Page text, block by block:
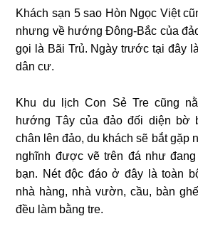
Khách sạn 5 sao Hòn Ngọc Việt
nhưng về hướng Đông-Bắc của
gọi là Bãi Trủ. Ngày trước tại đây
dân cư.
Khu du lịch Con Sẻ Tre cũng
hướng Tây của đảo đối diện bờ
chân lên đảo, du khách sẽ bắt gặp
nghĩnh được vẽ trên đá như
bạn. Nét độc đáo ở đây là toàn
nhà hàng, nhà vườn, cầu, bàn
đều làm bằng tre.